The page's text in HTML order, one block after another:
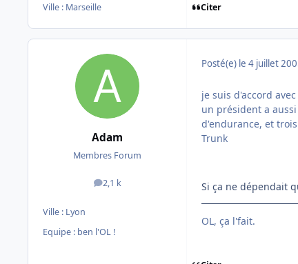
Ville : Marseille Citer
Adam
Membres Forum
2,1 k
messages
Ville : Lyon
Equipe : ben l'OL !
Posté(e) le 4 juillet
je suis d'accord avec
un président a
d'endurance, et
Trunk
Si ça ne dépendait
OL, ça l'fait.